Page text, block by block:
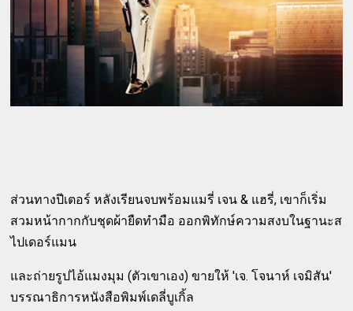
ส่วนทางปีเตอร์ หลังเรียนจบพร้อมแมรี่ เจน & แฮรี่, เขาก็เริ่ม
สวมหน้ากากกับชุดผ้ายืดทำมือ ออกพิทักษ์ความสงบในฐานะส
ไปเดอร์แมน
และถ่ายรูปไอ้แมงมุม (ตัวเขาเอง) ขายให้ 'เจ. โจนาห์ เจมิสัน'
บรรณาธิการหนังสือพิมพ์เดลี่บูเกิ้ล